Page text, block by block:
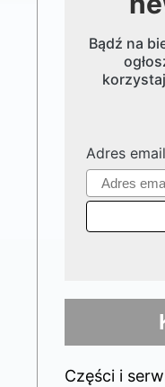
Bądź na
Adres email
Części i